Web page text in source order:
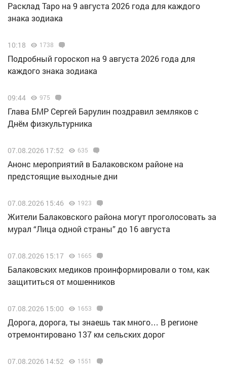
Расклад Таро на 9 августа 2026 года для каждого
знака зодиака
10:18 1738
Подробный гороскоп на 9 августа 2026 года для
каждого знака зодиака
09:44 975
Глава БМР Сергей Барулин поздравил земляков с
Днём физкультурника
07.08.2026 17:52 635
Анонс мероприятий в Балаковском районе на
предстоящие выходные дни
07.08.2026 15:46 1923
Жители Балаковского района могут проголосовать за
мурал “Лица одной страны” до 16 августа
07.08.2026 15:17 1665
Балаковских медиков проинформировали о том, как
защититься от мошенников
07.08.2026 15:00 1653
Дорога, дорога, ты знаешь так много… В регионе
отремонтировано 137 км сельских дорог
07.08.2026 14:52 1551